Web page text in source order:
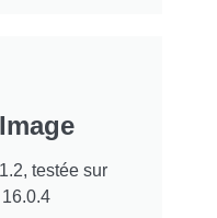
testée sur